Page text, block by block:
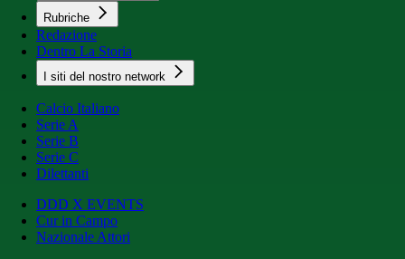
Rubriche
Redazione
Dentro La Storia
I siti del nostro network
Calcio Italiano
Serie A
Serie B
Serie C
Dilettanti
DDD X EVENTS
Cur in Campo
Nazionale Attori